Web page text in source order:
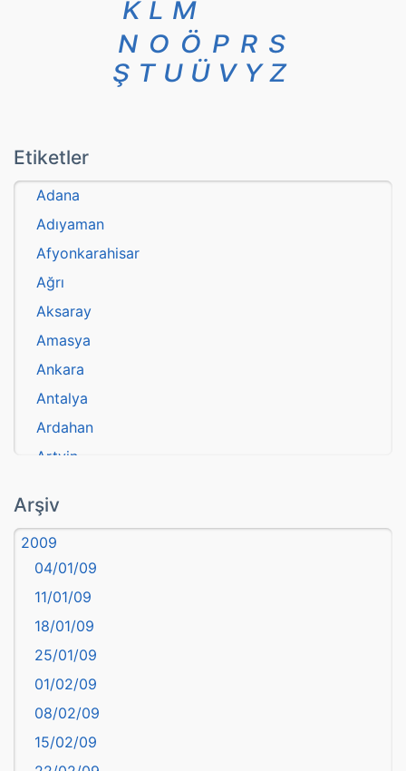
K L M
N O Ö P R S
Ş T U Ü V Y Z
Etiketler
Adana
Adıyaman
Afyonkarahisar
Ağrı
Aksaray
Amasya
Ankara
Antalya
Ardahan
Artvin
Aydın
Balıkesir
Bartın
başkentler
Batman
Bayburt
Bilecik
Bingöl
Bitlis
Arşiv
2009
04/01/09
11/01/09
18/01/09
25/01/09
01/02/09
08/02/09
15/02/09